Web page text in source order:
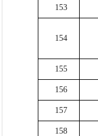
153
154
155
156
157
158